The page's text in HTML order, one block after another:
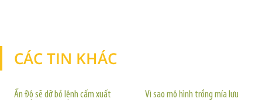
CÁC TIN KHÁC
Ấn Độ sẽ dỡ bỏ lệnh cấm xuất
Vì sao mô hình trồng mía lưu